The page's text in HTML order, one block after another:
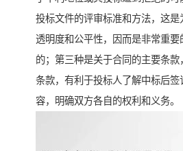
投标文件的评审标准和方法，这
透明度和公平性，因而是非常重要
的；第三种是关于合同的主要条
条款，有利于投标人了解中标后签
容，明确双方各自的权利和义务。